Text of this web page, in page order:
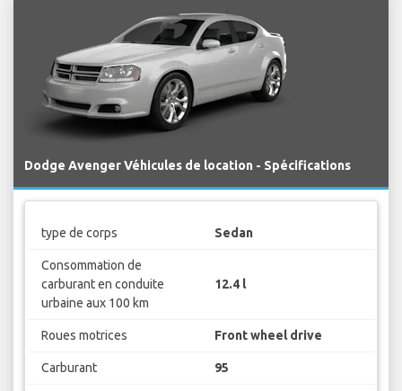
Dodge Avenger Véhicules de location - Spécifications
type de corps Sedan
Consommation de
carburant en conduite
urbaine aux 100 km
12.4 l
Roues motrices Front wheel drive
Carburant 95